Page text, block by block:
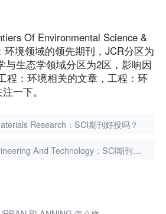
Of Environmental Science &
环境领域的领先期刊，JCR分区为
与生态学领域分区为2区，影响因
程：环境相关的文章，工程：环
一下。
Research：SCI期刊好投吗？
And Technology：SCI期刊介绍